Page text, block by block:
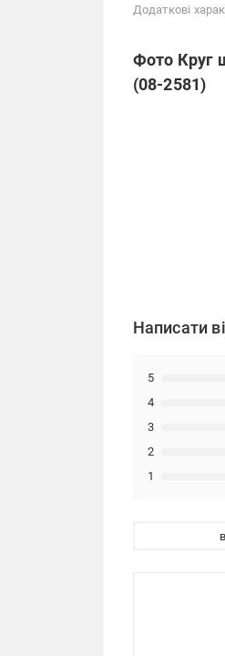
Додаткові
Фото Круг
(08-2581)
Написати
1
2
3
4
5